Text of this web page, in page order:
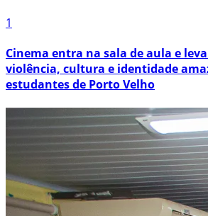
1
Cinema entra na sala de aula e
violência, cultura e identidade
estudantes de Porto Velho